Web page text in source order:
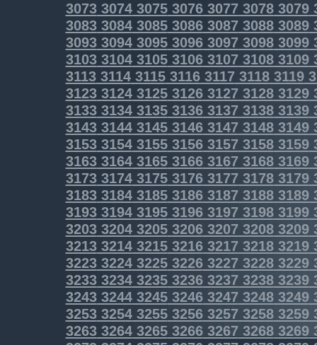
3073307430753076307730783079
3083308430853086308730883089
3093309430953096309730983099
3103310431053106310731083109
3113311431153116311731183119
3123312431253126312731283129
3133313431353136313731383139
3143314431453146314731483149
31533154315531563157 31583159
31633164316531663167 31683169
3173317431753176317731783179
31833184318531863187 31883189
31933194319531963197 31983199
32033204320532063207 32083209
32133214321532163217 32183219
32233224322532263227 32283229
32333234323532363237 32383239
32433244324532463247 32483249
32533254325532563257 32583259
32633264326532663267 32683269